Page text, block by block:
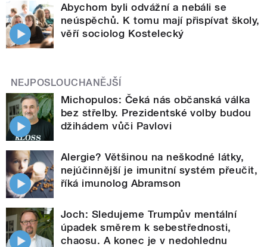
Abychom byli odvážní a nebáli se
neúspěchů. K tomu mají přispívat školy,
věří sociolog Kostelecký
NEJPOSLOUCHANĚJŠÍ
Michopulos: Čeká nás občanská válka
bez střelby. Prezidentské volby budou
džihádem vůči Pavlovi
Alergie? Většinou na neškodné látky,
nejúčinnější je imunitní systém přeučit,
říká imunolog Abramson
Joch: Sledujeme Trumpův mentální
úpadek směrem k sebestřednosti,
chaosu. A konec je v nedohlednu